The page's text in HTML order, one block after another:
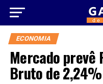
ECONOMIA
Mercado
Bruto de